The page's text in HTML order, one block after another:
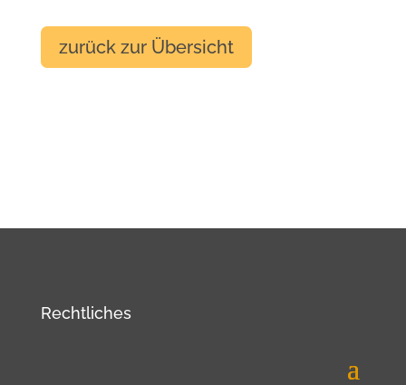
zurück zur Übersicht
Rechtliches